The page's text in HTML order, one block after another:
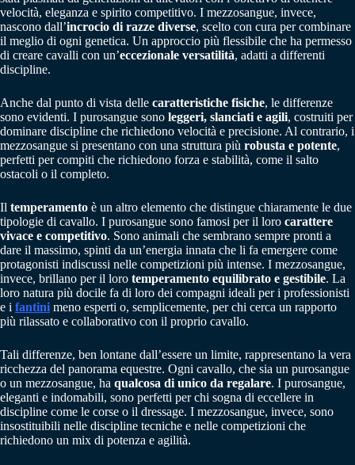
velocità, eleganza e spirito competitivo. I mezzosangue, invece,
nascono dall’incrocio di razze diverse, scelto con cura per combinare
il meglio di ogni genetica. Un approccio più flessibile che ha permesso
di creare cavalli con un’eccezionale versatilità, adatti a differenti
discipline.
Anche dal punto di vista delle caratteristiche fisiche, le differenze
sono evidenti. I purosangue sono leggeri, slanciati e agili, costruiti per
dominare discipline che richiedono velocità e precisione. Al contrario, i
mezzosangue si presentano con una struttura più robusta e potente,
perfetti per compiti che richiedono forza e stabilità, come il salto
ostacoli o il completo.
Il temperamento è un altro elemento che distingue chiaramente le due
tipologie di cavallo. I purosangue sono famosi per il loro carattere
vivace e competitivo. Sono animali che sembrano sempre pronti a
dare il massimo, spinti da un’energia innata che li fa emergere come
protagonisti indiscussi nelle competizioni più intense. I mezzosangue,
invece, brillano per il loro temperamento equilibrato e gestibile. La
loro natura più docile fa di loro dei compagni ideali per i professionisti
e i fantini meno esperti o, semplicemente, per chi cerca un rapporto
più rilassato e collaborativo con il proprio cavallo.
Tali differenze, ben lontane dall’essere un limite, rappresentano la vera
ricchezza del panorama equestre. Ogni cavallo, che sia un purosangue
o un mezzosangue, ha qualcosa di unico da regalare. I purosangue,
eleganti e indomabili, sono perfetti per chi sogna di eccellere in
discipline come le corse o il dressage. I mezzosangue, invece, sono
insostituibili nelle discipline tecniche e nelle competizioni che
richiedono un mix di potenza e agilità.